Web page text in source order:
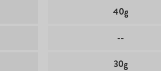
40g
--
30g